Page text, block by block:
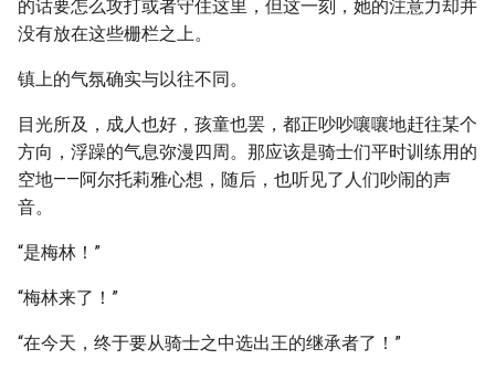
的话要怎么攻打或者守住这里，但这一刻，她的注意力却并
没有放在这些栅栏之上。
镇上的气氛确实与以往不同。
目光所及，成人也好，孩童也罢，都正吵吵嚷嚷地赶往某个
方向，浮躁的气息弥漫四周。那应该是骑士们平时训练用的
空地——阿尔托莉雅心想，随后，也听见了人们吵闹的声
音。
“是梅林！”
“梅林来了！”
“在今天，终于要从骑士之中选出王的继承者了！”